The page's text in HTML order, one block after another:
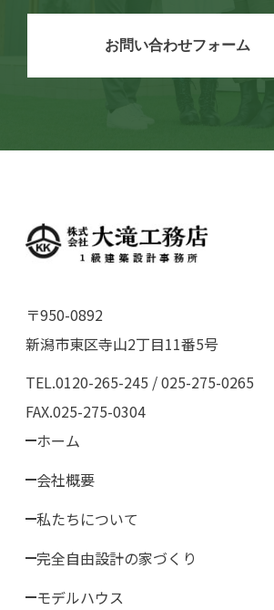
お問い合わせフォーム
〒950-0892
新潟市東区寺山2丁目11番5号
TEL.0120-265-245 / 025-275-0265
FAX.025-275-0304
ホーム
会社概要
私たちについて
完全自由設計の家づくり
モデルハウス